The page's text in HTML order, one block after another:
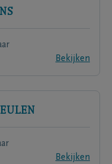
Bekijken
Bekijken